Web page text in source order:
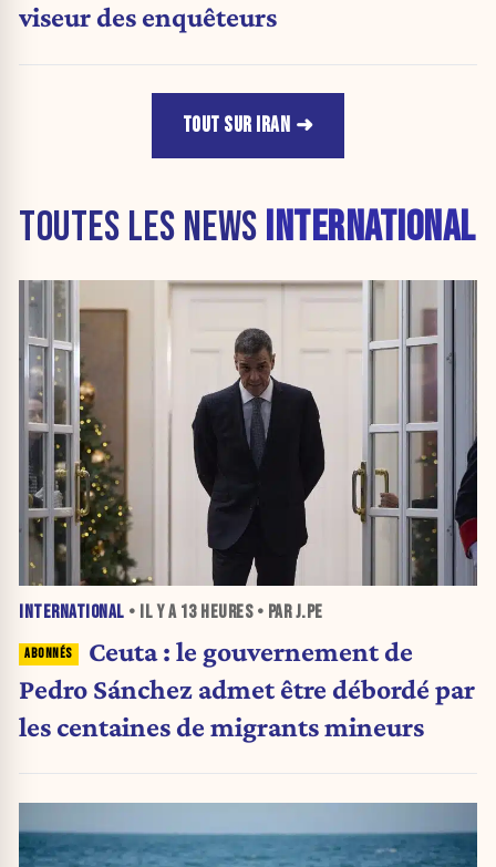
viseur des enquêteurs
TOUT SUR IRAN
TOUTES LES NEWS INTERNATIONAL
INTERNATIONAL • IL Y A 13 HEURES• PAR J.PE
Ceuta : le gouvernement de
Pedro Sánchez admet être débordé par
les centaines de migrants mineurs